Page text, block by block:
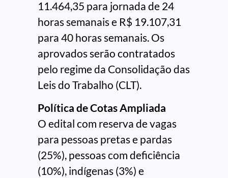
11.464,35 para jornada de 24
horas semanais e R$ 19.107,31
para 40 horas semanais. Os
aprovados serão contratados
pelo regime da Consolidação das
Leis do Trabalho (CLT).
Política de Cotas Ampliada
O edital com reserva de vagas
para pessoas pretas e pardas
(25%), pessoas com deficiência
(10%), indígenas (3%) e